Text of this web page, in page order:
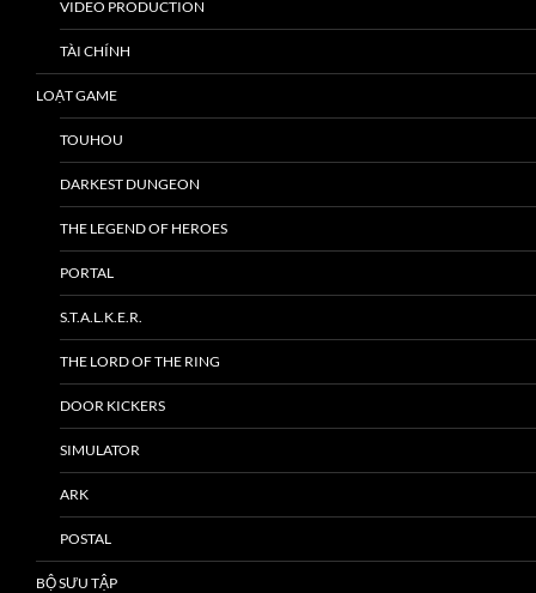
VIDEO PRODUCTION
TÀI CHÍNH
LOẠT GAME
TOUHOU
DARKEST DUNGEON
THE LEGEND OF HEROES
PORTAL
S.T.A.L.K.E.R.
THE LORD OF THE RING
DOOR KICKERS
SIMULATOR
ARK
POSTAL
BỘ SƯU TẬP